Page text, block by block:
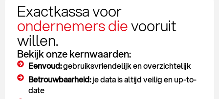
Exactkassa voor
ondernemers dievooruit
willen.
Bekijk onze kernwaarden:
Eenvoud:gebruiksvriendelijk en overzichtelijk
Betrouwbaarheid:je data is altijd veilig en up-to-
date